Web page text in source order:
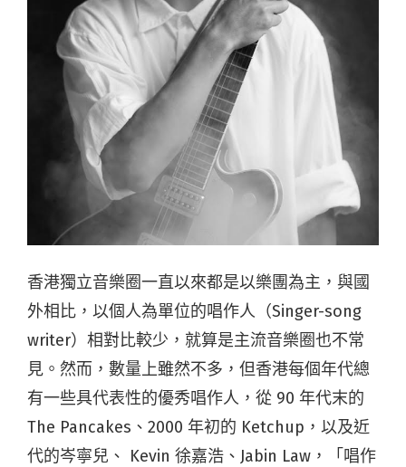
香港獨立音樂圈一直以來都是以樂團為主，與國
外相比，以個人為單位的唱作人（Singer-song
writer）相對比較少，就算是主流音樂圈也不常
見。然而，數量上雖然不多，但香港每個年代總
有一些具代表性的優秀唱作人，從 90 年代末的
The Pancakes、2000 年初的 Ketchup，以及近
代的岑寧兒、 Kevin 徐嘉浩、Jabin Law，「唱作